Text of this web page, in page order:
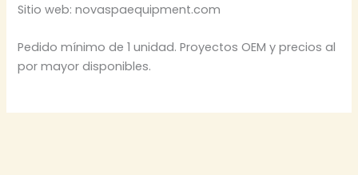
Sitio web: novaspaequipment.com
Pedido mínimo de 1 unidad. Proyectos OEM y precios al
por mayor disponibles.